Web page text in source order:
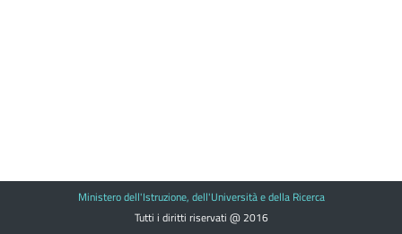
Ministero dell'Istruzione, dell'Università e della Ricerca
Tutti i diritti riservati @ 2016